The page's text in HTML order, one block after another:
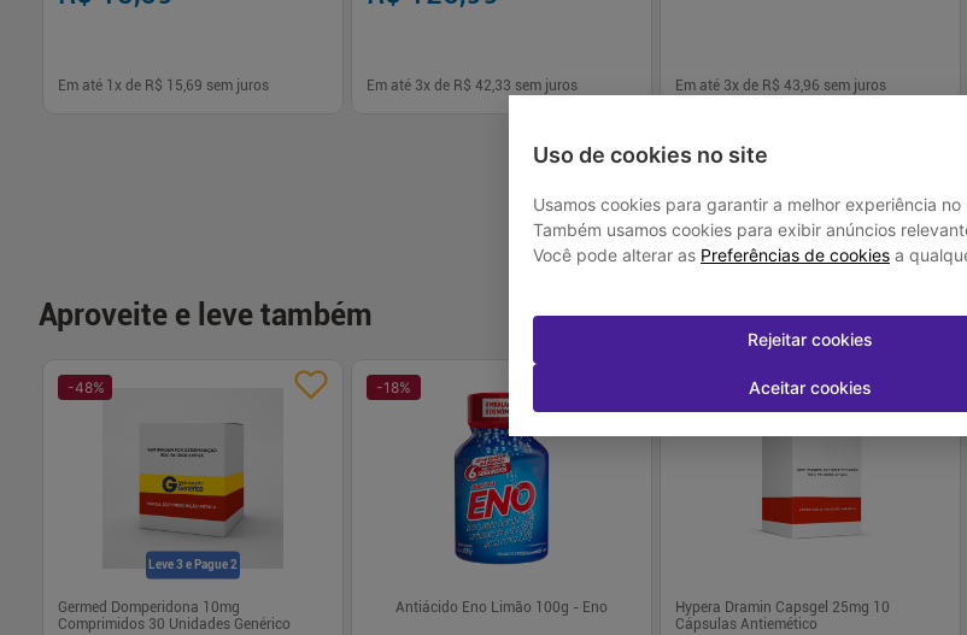
Uso de cookies no site
Usamos cookies para garantir a melhor experiência no
Também usamos cookies para exibir anúncios
Você pode alterar as Preferências de cookies a
Rejeitar cookies
Aceitar cookies
Em até 1 x de R$ 15,69 sem juros Em até 3x de R$ 42,33 sem juros
Comprar
Em até 3x de R$ 43,96 sem juros
- 1 +
Aproveite e leve também
Leve 3 e Pague 2
-48%
Germed Domperidona 10mg
Comprimidos 30 Unidades Genérico
-18%
Antiácido Eno Limão 100g - Eno
Hypera Dramin Capsgel 25mg 10
Cápsulas Antiemético